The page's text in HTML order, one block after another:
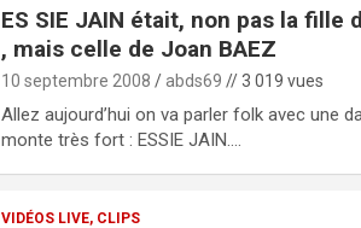
ES SIE JAIN était, non pas la fille
, mais celle de Joan BAEZ
10 septembre 2008 abds69 // 3 019 vues
Allez aujourd’hui on va parler folk avec une
monte très fort : ESSIE JAIN.…
VIDÉOS LIVE, CLIPS